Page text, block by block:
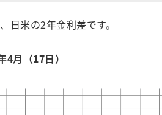
米の2年金利差です。
月（17日）